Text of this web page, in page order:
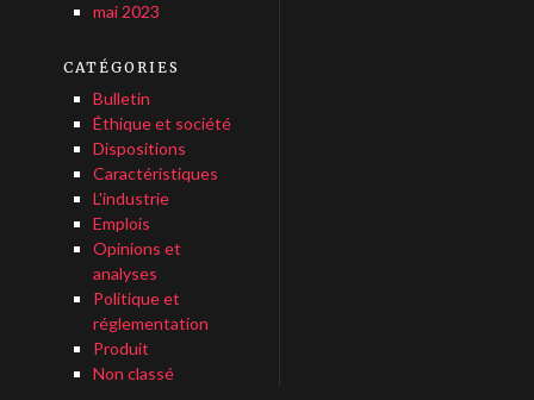
mai 2023
CATÉGORIES
Bulletin
Éthique et société
Dispositions
Caractéristiques
L'industrie
Emplois
Opinions et
analyses
Politique et
réglementation
Produit
Non classé